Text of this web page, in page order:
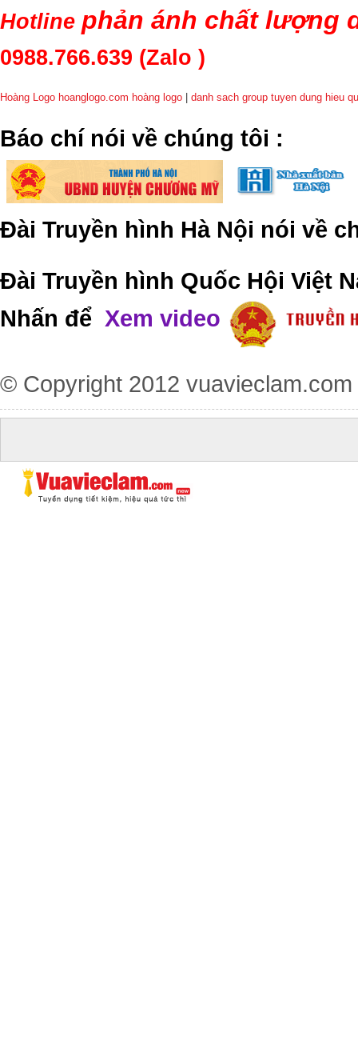
Hotline phản ánh chất lượng
0988.766.639 (Zalo )
Hoàng Logo hoanglogo.com hoàng logo danh sach group tuyen dung hieu
​Báo chí nói về chúng tôi :
Đài Truyền hình Hà Nội nói về
Đài Truyền hình Quốc Hội Việt
Nhấn để Xem video
© Copyright 2012 vuavieclam.com